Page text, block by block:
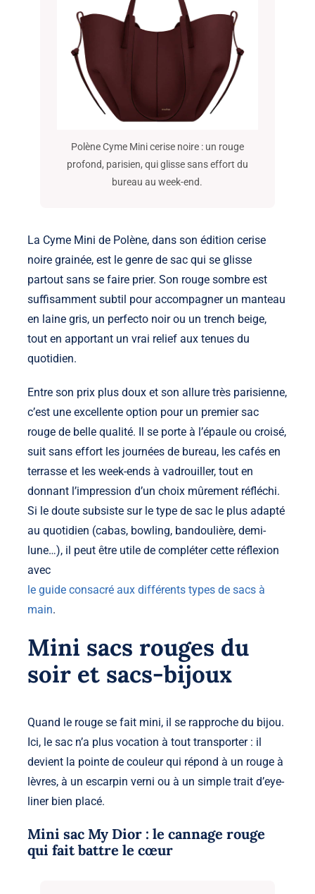
Polène Cyme Mini cerise noire : un rouge
profond, parisien, qui glisse sans effort du
bureau au week-end.
La Cyme Mini de Polène, dans son édition cerise
noire grainée, est le genre de sac qui se glisse
partout sans se faire prier. Son rouge sombre est
suffisamment subtil pour accompagner un manteau
en laine gris, un perfecto noir ou un trench beige,
tout en apportant un vrai relief aux tenues du
quotidien.
Entre son prix plus doux et son allure très parisienne,
c’est une excellente option pour un premier sac
rouge de belle qualité. Il se porte à l’épaule ou croisé,
suit sans effort les journées de bureau, les cafés en
terrasse et les week-ends à vadrouiller, tout en
donnant l’impression d’un choix mûrement réfléchi.
Si le doute subsiste sur le type de sac le plus adapté
au quotidien (cabas, bowling, bandoulière, demi-
lune…), il peut être utile de compléter cette réflexion
avec
le guide consacré aux différents types de sacs à
main.
Mini sacs rouges du
soir et sacs-bijoux
Quand le rouge se fait mini, il se rapproche du bijou.
Ici, le sac n’a plus vocation à tout transporter : il
devient la pointe de couleur qui répond à un rouge à
lèvres, à un escarpin verni ou à un simple trait d’eye-
liner bien placé.
Mini sac My Dior : le cannage rouge
qui fait battre le cœur